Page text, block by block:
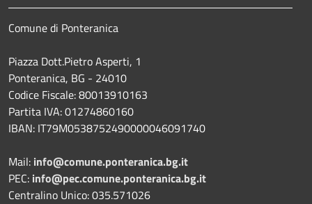
Comune di Ponteranica
Piazza Dott.Pietro Asperti, 1
Ponteranica, BG - 24010
Codice Fiscale: 80013910163
Partita IVA: 01274860160
IBAN: IT79M0538752490000046091740
Mail: info@comune.ponteranica.bg.it
PEC: info@pec.comune.ponteranica.bg.it
Centralino Unico: 035.571026